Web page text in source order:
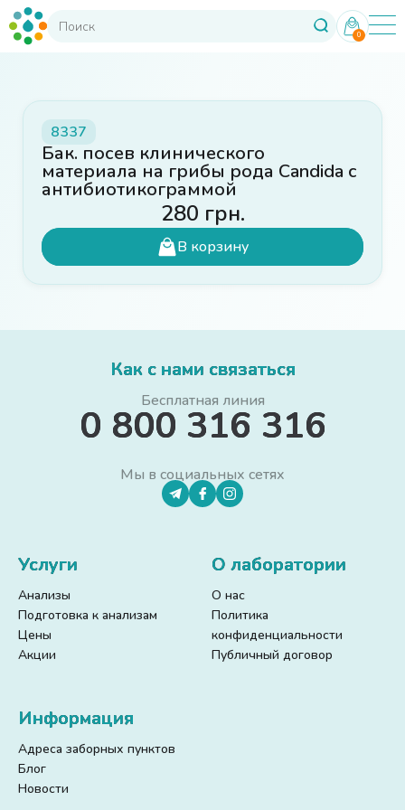
0
8337
Бак. посев клинического
материала на грибы рода Candida с
антибиотикограммой
280 грн.
В корзину
Как с нами связаться
Бесплатная линия
0 800 316 316
Мы в социальных сетях
Услуги
Анализы
Подготовка к анализам
Цены
Акции
О лаборатории
О нас
Политика
конфиденциальности
Публичный договор
Информация
Адреса заборных пунктов
Блог
Новости